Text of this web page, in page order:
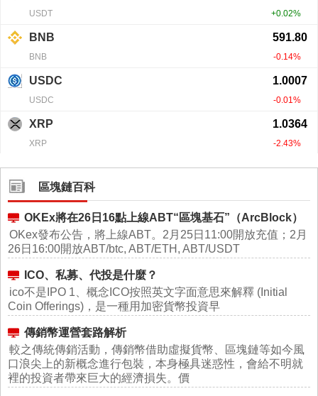
區塊鏈百科
OKEx將在26日16點上線ABT“區塊基石”（ArcBlock）
OKex發布公告，將上線ABT。2月25日11:00開放充值；2月
26日16:00開放ABT/btc, ABT/ETH, ABT/USDT
ICO、私募、代投是什麼？
ico不是IPO 1、概念ICO按照英文字面意思來解釋 (Initial
Coin Offerings)，是一種用加密貨幣投資早
傳銷幣運營套路解析
較之傳統傳銷活動，傳銷幣借助虛擬貨幣、區塊鏈等如今風
口浪尖上的新概念進行包裝，本身極具迷惑性，會給不明就
裡的投資者帶來巨大的經濟損失。價